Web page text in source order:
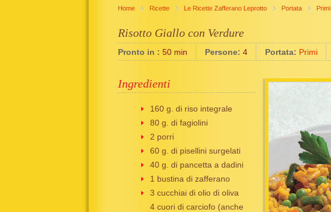
Home Ricette Le Ricette Zafferano Leprotto Portata Primi
Risotto Giallo con Verdure
Pronto in : 50 min Persone: 4 Portata: Primi
Ingredienti
160 g. di riso integrale
80 g. di fagiolini
2 porri
60 g. di pisellini surgelati
40 g. di pancetta a dadini
1 bustina di zafferano
3 cucchiai di olio di oliva
4 cuori di carciofo (anche